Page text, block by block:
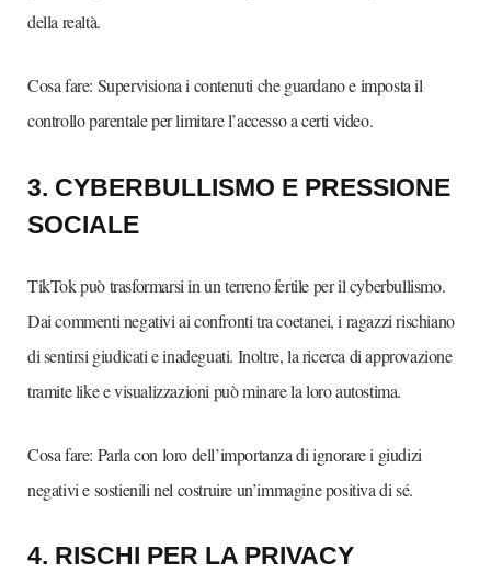
della realtà.
Cosa fare: Supervisiona i contenuti che guardano e imposta il
controllo parentale per limitare l’accesso a certi video.
3.⁠ ⁠CYBERBULLISMO E PRESSIONE
SOCIALE
TikTok può trasformarsi in un terreno fertile per il cyberbullismo.
Dai commenti negativi ai confronti tra coetanei, i ragazzi rischiano
di sentirsi giudicati e inadeguati. Inoltre, la ricerca di approvazione
tramite like e visualizzazioni può minare la loro autostima.
Cosa fare: Parla con loro dell’importanza di ignorare i giudizi
negativi e sostienili nel costruire un’immagine positiva di sé.
4.⁠ ⁠RISCHI PER LA PRIVACY